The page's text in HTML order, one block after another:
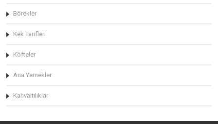
Börekler
Kek Tarifleri
Köfteler
Ana Yemekler
Kahvaltılıklar